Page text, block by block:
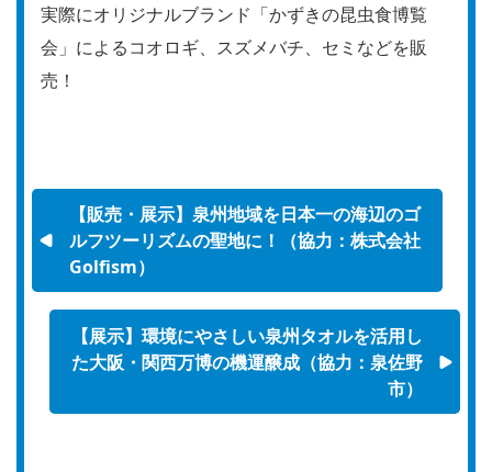
実際にオリジナルブランド「かずきの昆虫食博覧
会」によるコオロギ、スズメバチ、セミなどを販
売！
【販売・展示】泉州地域を日本一の海辺のゴ
ルフツーリズムの聖地に！（協力：株式会社
Golfism）
【展示】環境にやさしい泉州タオルを活用し
た大阪・関西万博の機運醸成（協力：泉佐野
市）